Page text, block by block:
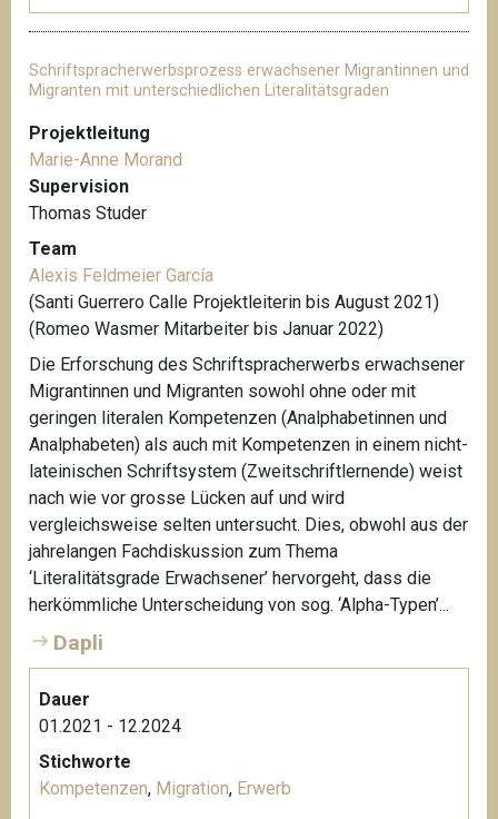
Schriftspracherwerbsprozess erwachsener Migrantinnen und
Migranten mit unterschiedlichen Literalitätsgraden
Projektleitung
Marie-Anne Morand
Supervision
Thomas Studer
Team
Alexis Feldmeier García
(Santi Guerrero Calle Projektleiterin bis August 2021)
(Romeo Wasmer Mitarbeiter bis Januar 2022)
Die Erforschung des Schriftspracherwerbs erwachsener
Migrantinnen und Migranten sowohl ohne oder mit
geringen literalen Kompetenzen (Analphabetinnen und
Analphabeten) als auch mit Kompetenzen in einem nicht-
lateinischen Schriftsystem (Zweitschriftlernende) weist
nach wie vor grosse Lücken auf und wird
vergleichsweise selten untersucht. Dies, obwohl aus der
jahrelangen Fachdiskussion zum Thema
‘Literalitätsgrade Erwachsener’ hervorgeht, dass die
herkömmliche Unterscheidung von sog. ‘Alpha-Typen’...
Dapli
Dauer
01.2021 - 12.2024
Stichworte
Kompetenzen, Migration, Erwerb